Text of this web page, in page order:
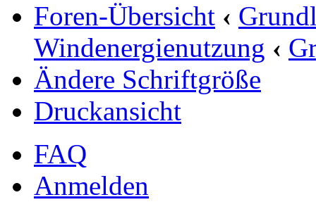
Foren-Übersicht ‹
Windenergienutzung ‹
Ändere Schriftgröße
Druckansicht
FAQ
Anmelden